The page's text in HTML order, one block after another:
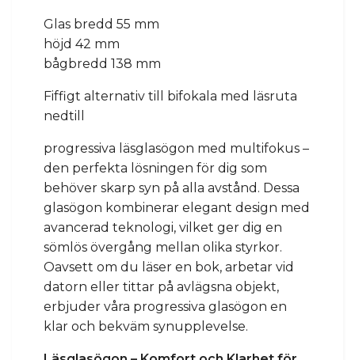
Glas bredd 55 mm
höjd 42 mm
bågbredd 138 mm
Fiffigt alternativ till bifokala med läsruta
nedtill
progressiva läsglasögon med multifokus –
den perfekta lösningen för dig som
behöver skarp syn på alla avstånd. Dessa
glasögon kombinerar elegant design med
avancerad teknologi, vilket ger dig en
sömlös övergång mellan olika styrkor.
Oavsett om du läser en bok, arbetar vid
datorn eller tittar på avlägsna objekt,
erbjuder våra progressiva glasögon en
klar och bekväm synupplevelse.